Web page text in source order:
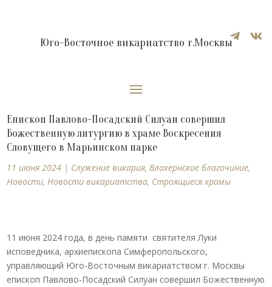
 
Юго-Восточное викариатство г.Москвы
Епископ Павлово-Посадский Силуан совершил
Божественную литургию в храме Воскресения
Словущего в Марьинском парке
11 июня 2024 | Cлужение викария,Влахернское благочиние,
Новости,Новости викариатства, Строящиеся храмы
11 июня 2024 года, в день памяти святителя Луки
исповедника, архиепископа Симферопольского,
управляющий Юго-Восточным викариатством г. Москвы
епископ Павлово-Посадский Силуан совершил Божественную